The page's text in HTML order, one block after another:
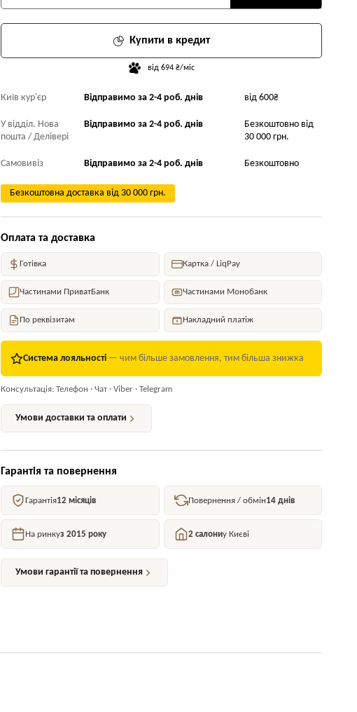
Купити в кредит
від 694 ₴/міс
Київ кур'єр Відправимо за 2-4 роб. днів від 600₴
У відділ. Нова
пошта / Делівері
Відправимо за 2-4 роб. днів
Безкоштовно від
30 000 грн.
Самовивіз Відправимо за 2-4 роб. днів Безкоштовно
Безкоштовна доставка від 30 000 грн.
Оплата та доставка
Готівка Картка / LiqPay
Частинами ПриватБанк Частинами Монобанк
По реквізитам Накладний платіж
Система лояльності — чим більше замовлення, тим більша знижка
Консультація: Телефон · Чат · Viber · Telegram
Умови доставки та оплати
Гарантія та повернення
Гарантія12 місяців Повернення / обмін14 днів
На ринкуз 2015 року 2 салониу Києві
Умови гарантії та повернення